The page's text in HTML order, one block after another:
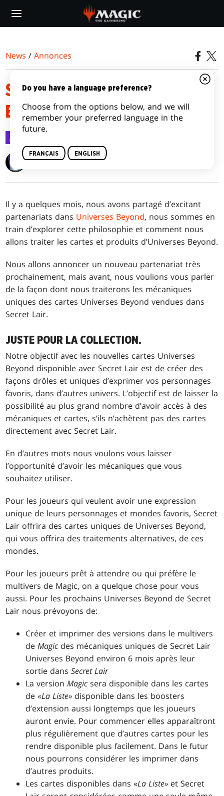
main
News /Annonces
SECRET LAIR UNIVERSES
BEYOND UPDATE
Annonces
Wizards of the Coast
Il y a quelques mois, nous avons partagé d’excitant
partenariats dans Universes Beyond, nous sommes en
train d’explorer cette philosophie et comment nous
allons traiter les cartes et produits d’Universes Beyond.
Nous allons annoncer un nouveau partenariat très
prochainement, mais avant, nous voulions vous parler
de la façon dont nous traiterons les mécaniques
uniques des cartes Universes Beyond vendues dans
Secret Lair.
JUSTE POUR LA COLLECTION.
Notre objectif avec les nouvelles cartes Universes
Beyond disponible avec Secret Lair est de créer des
façons drôles et uniques d’exprimer vos personnages
favoris, dans d’autres univers. L’objectif est de laisser la
possibilité au plus grand nombre d’avoir accès à des
mécaniques et cartes, s’ils n’achètent pas des cartes
directement avec Secret Lair.
En d’autres mots nous voulons vous laisser
l’opportunité d’avoir les mécaniques que vous
souhaitez utiliser.
Pour les joueurs qui veulent avoir une expression
unique de leurs personnages et mondes favoris, Secret
Lair offrira des cartes uniques de Universes Beyond,
qui vous offrira des traitements alternatives, de ces
mondes.
Pour les joueurs prêt à attendre ou qui préfère le
multivers de Magic, on a quelque chose pour vous
aussi. Pour les prochains Universes Beyond de Secret
Lair nous prévoyons de:
Créer et imprimer des versions dans le multivers
deMagic des mécaniques uniques de Secret Lair
Universes Beyond environ 6 mois après leur
sortie dansSecret Lair
La versionMagicsera disponible dans les cartes
de «La Liste» disponible dans les boosters
d’extension aussi longtemps que les joueurs
auront envie. Pour commencer elles apparaîtront
plus régulièrement que d’autres cartes pour les
rendre disponible plus facilement. Dans le futur
nous pourrons considérer les imprimer dans
d’autres produits.
Les cartes disponibles dans «La Liste» et Secret
Do you have a language preference?
Choose from the options below, and we will
remember your preferred language in the
future.
FRANÇAIS ENGLISH